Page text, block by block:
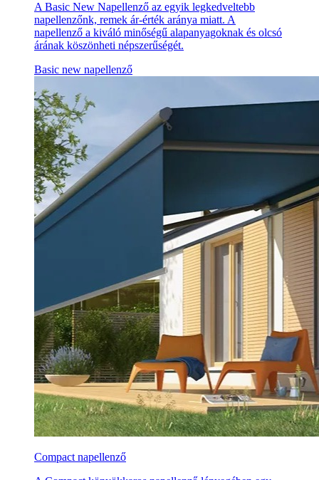
A Basic New Napellenző az egyik legkedveltebb
napellenzőnk, remek ár-érték aránya miatt. A
napellenző a kiváló minőségű alapanyagoknak és olcsó
árának köszönheti népszerűségét.
Basic new napellenző
Compact napellenző